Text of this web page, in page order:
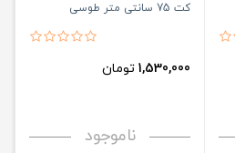
کت 75 سانتی متر طوسی
1,530,000 تومان
ناموجود